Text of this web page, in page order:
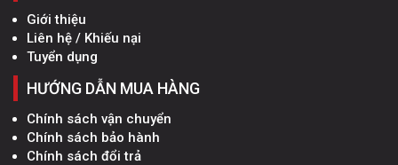
Giới thiệu
Liên hệ / Khiếu nại
Tuyển dụng
HƯỚNG DẪN MUA HÀNG
Chính sách vận chuyển
Chính sách bảo hành
Chính sách đổi trả